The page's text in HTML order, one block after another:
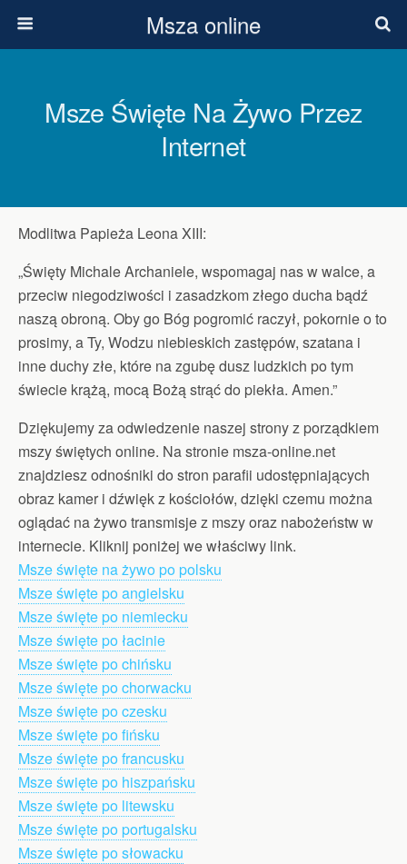
Msza online
Msze Święte Na Żywo Przez
Internet
Modlitwa Papieża Leona XIII:
„Święty Michale Archaniele, wspomagaj nas w walce, a
przeciw niegodzi­wości i zasadzkom złego ducha bądź
naszą obroną. Oby go Bóg pogromić raczył, pokornie o to
prosimy, a Ty, Wodzu niebieskich zastępów, szatana i
inne duchy złe, które na zgubę dusz ludzkich po tym
świecie krążą, mocą Bożą strąć do piekła. Amen.”
Dziękujemy za odwiedzenie naszej strony z porządkiem
mszy świętych online. Na stronie msza-online.net
znajdziesz odnośniki do stron parafii udostępniających
obraz kamer i dźwięk z kościołów, dzięki czemu można
oglądać na żywo transmisje z mszy oraz nabożeństw w
internecie. Kliknij poniżej we właściwy link.
Msze święte na żywo po polsku
Msze święte po angielsku
Msze święte po niemiecku
Msze święte po łacinie
Msze święte po chińsku
Msze święte po chorwacku
Msze święte po czesku
Msze święte po fińsku
Msze święte po francusku
Msze święte po hiszpańsku
Msze święte po litewsku
Msze święte po portugalsku
Msze święte po słowacku